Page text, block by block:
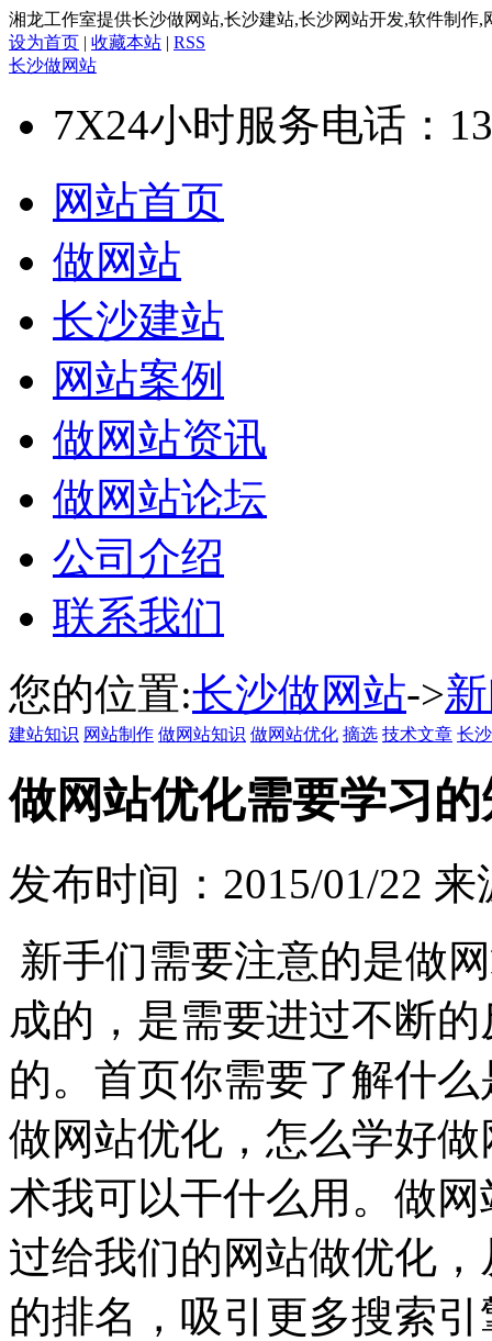
湘龙工作室提供长沙做网站,长沙建站,长沙网站开发,软件制作,
设为首页 | 收藏本站 | RSS
长沙做网站
7X24小时服务电话：
网站首页
做网站
长沙建站
网站案例
做网站资讯
做网站论坛
公司介绍
联系我们
您的位置:长沙做网站->
建站知识 网站制作 做网站知识 做网站优化 摘选 技术文章 长
做网站优化需要学习
发布时间：2015/01/22 来
新手们需要注意的是做
成的，是需要进过不断
的。首页你需要了解什
做网站优化，怎么学好
术我可以干什么用。做
过给我们的网站做优化
的排名，吸引更多搜索